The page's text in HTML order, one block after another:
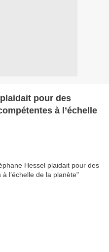
pour des
à l’échelle